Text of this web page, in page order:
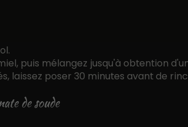
puis mélangez jusqu'à obtention
laissez poser 30 minutes avant de
de soude